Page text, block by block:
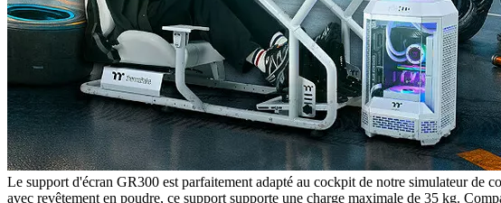
Le support d'écran GR300 est parfaitement adapté au cockpit de notre simulateur de
avec revêtement en poudre, ce support supporte une charge maximale de 35 kg.